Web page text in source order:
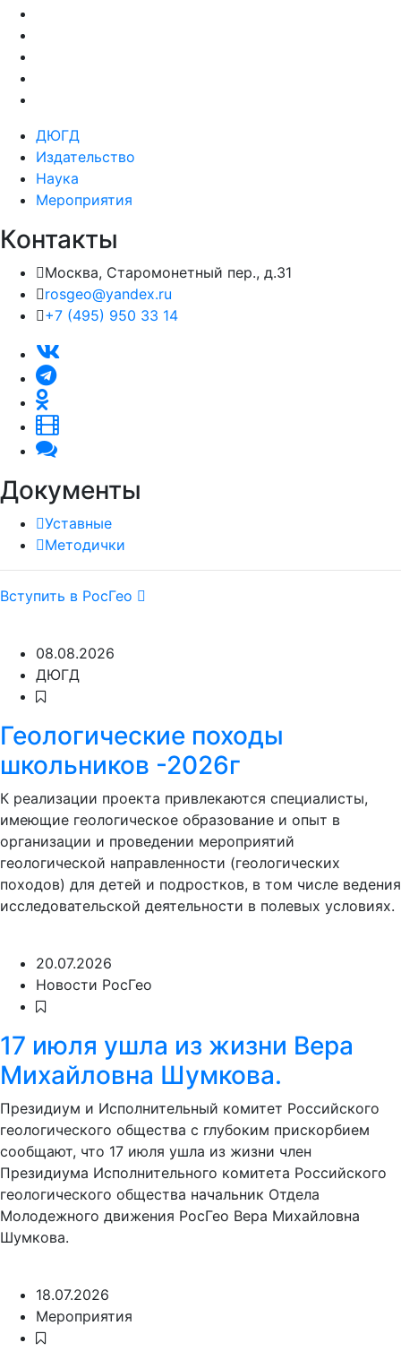
ДЮГД
Издательство
Наука
Мероприятия
Контакты
Москва, Старомонетный пер., д.31
rosgeo@yandex.ru
+7 (495) 950 33 14
Документы
Уставные
Методички
Вступить в РосГео
08.08.2026
ДЮГД
Геологические походы
школьников -2026г
К реализации проекта привлекаются специалисты,
имеющие геологическое образование и опыт в
организации и проведении мероприятий
геологической направленности (геологических
походов) для детей и подростков, в том числе ведения
исследовательской деятельности в полевых условиях.
20.07.2026
Новости РосГео
17 июля ушла из жизни Вера
Михайловна Шумкова.
Президиум и Исполнительный комитет Российского
геологического общества с глубоким прискорбием
сообщают, что 17 июля ушла из жизни член
Президиума Исполнительного комитета Российского
геологического общества начальник Отдела
Молодежного движения РосГео Вера Михайловна
Шумкова.
18.07.2026
Мероприятия